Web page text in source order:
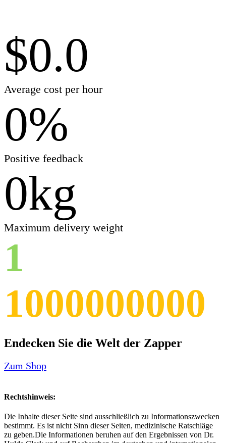
$0.0
Average cost per hour
0%
Positive feedback
0kg
Maximum delivery weight
1
1000000000
Endecken Sie die Welt der Zapper
Zum Shop
Rechtshinweis:
Die Inhalte dieser Seite sind ausschließlich zu Informationszwecken
bestimmt. Es ist nicht Sinn dieser Seiten, medizinische Ratschläge
zu geben.Die Informationen beruhen auf den Ergebnissen von Dr.